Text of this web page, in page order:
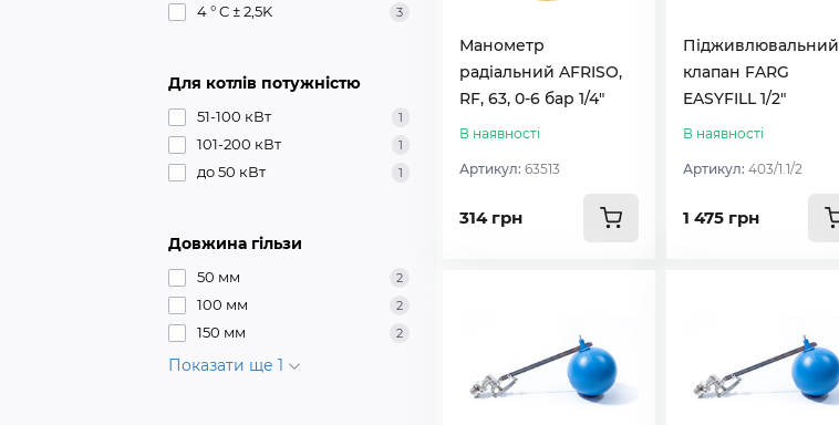
4 ° C ± 2,5K 3
Для котлів потужністю
51-100 кВт 1
101-200 кВт 1
до 50 кВт 1
Довжина гільзи
50 мм 2
100 мм 2
150 мм 2
Показати ще 1
Манометр
радіальний AFRISO,
RF, 63, 0-6 бар 1/4"
В наявності
Артикул: 63513
314 грн
Підживлювальний
клапан FARG
EASYFILL 1/2″
В наявності
Артикул:403/1.1/2
1 475 грн